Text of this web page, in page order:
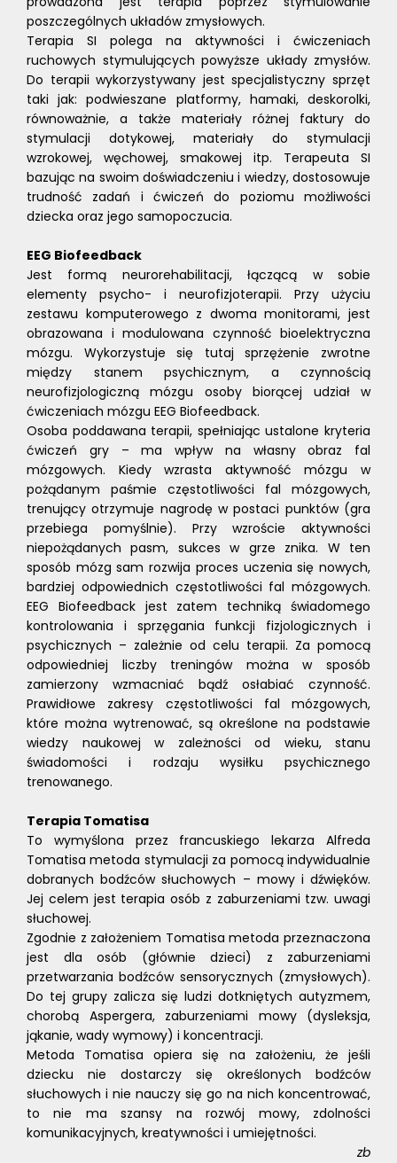
poszczególnych układów zmysłowych.
Terapia SI polega na aktywności i ćwiczeniach
ruchowych stymulujących powyższe układy zmysłów.
Do terapii wykorzystywany jest specjalistyczny sprzęt
taki jak: podwieszane platformy, hamaki, deskorolki,
równoważnie, a także materiały różnej faktury do
stymulacji dotykowej, materiały do stymulacji
wzrokowej, węchowej, smakowej itp. Terapeuta SI
bazując na swoim doświadczeniu i wiedzy, dostosowuje
trudność zadań i ćwiczeń do poziomu możliwości
dziecka oraz jego samopoczucia.
EEG Biofeedback
Jest formą neurorehabilitacji, łączącą w sobie
elementy psycho- i neurofizjoterapii. Przy użyciu
zestawu komputerowego z dwoma monitorami, jest
obrazowana i modulowana czynność bioelektryczna
mózgu. Wykorzystuje się tutaj sprzężenie zwrotne
między stanem psychicznym, a czynnością
neurofizjologiczną mózgu osoby biorącej udział w
ćwiczeniach mózgu EEG Biofeedback.
Osoba poddawana terapii, spełniając ustalone kryteria
ćwiczeń gry – ma wpływ na własny obraz fal
mózgowych. Kiedy wzrasta aktywność mózgu w
pożądanym paśmie częstotliwości fal mózgowych,
trenujący otrzymuje nagrodę w postaci punktów (gra
przebiega pomyślnie). Przy wzroście aktywności
niepożądanych pasm, sukces w grze znika. W ten
sposób mózg sam rozwija proces uczenia się nowych,
bardziej odpowiednich częstotliwości fal mózgowych.
EEG Biofeedback jest zatem techniką świadomego
kontrolowania i sprzęgania funkcji fizjologicznych i
psychicznych – zależnie od celu terapii. Za pomocą
odpowiedniej liczby treningów można w sposób
zamierzony wzmacniać bądź osłabiać czynność.
Prawidłowe zakresy częstotliwości fal mózgowych,
które można wytrenować, są określone na podstawie
wiedzy naukowej w zależności od wieku, stanu
świadomości i rodzaju wysiłku psychicznego
trenowanego.
Terapia Tomatisa
To wymyślona przez francuskiego lekarza Alfreda
Tomatisa metoda stymulacji za pomocą indywidualnie
dobranych bodźców słuchowych – mowy i dźwięków.
Jej celem jest terapia osób z zaburzeniami tzw. uwagi
słuchowej.
Zgodnie z założeniem Tomatisa metoda przeznaczona
jest dla osób (głównie dzieci) z zaburzeniami
przetwarzania bodźców sensorycznych (zmysłowych).
Do tej grupy zalicza się ludzi dotkniętych autyzmem,
chorobą Aspergera, zaburzeniami mowy (dysleksja,
jąkanie, wady wymowy) i koncentracji.
Metoda Tomatisa opiera się na założeniu, że jeśli
dziecku nie dostarczy się określonych bodźców
słuchowych i nie nauczy się go na nich koncentrować,
to nie ma szansy na rozwój mowy, zdolności
komunikacyjnych, kreatywności i umiejętności.
zb